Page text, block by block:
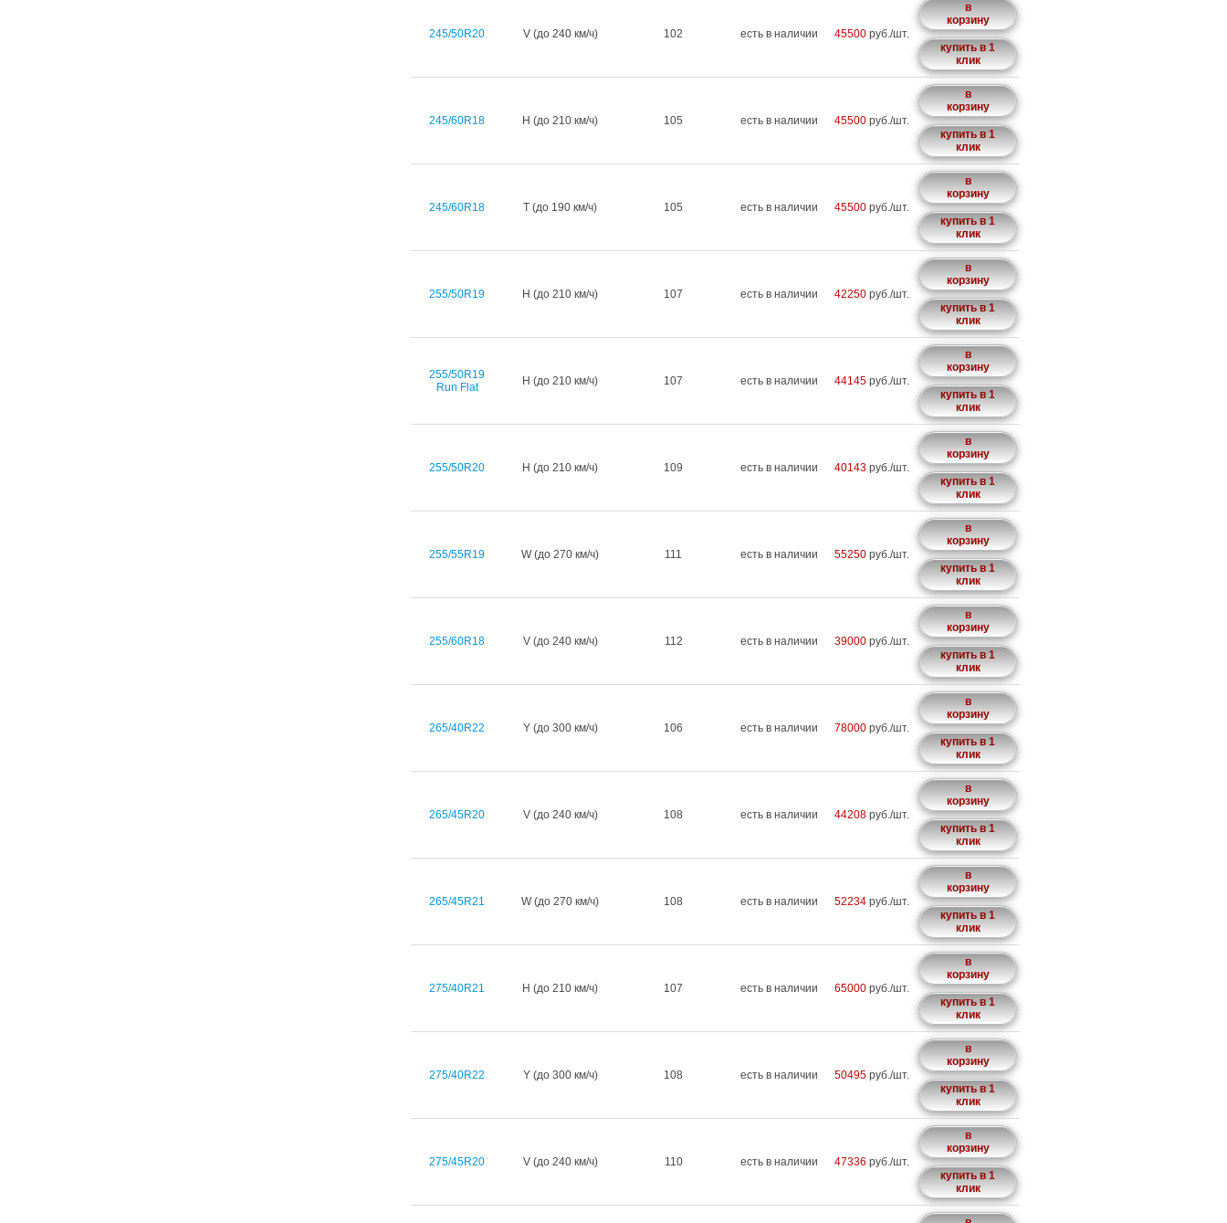
245/50R20 V (до 240 км/ч) 102 есть в наличии 45500 руб./шт.
в
корзину
купить в 1
клик
245/60R18 H (до 210 км/ч) 105 есть в наличии 45500 руб./шт.
в
корзину
купить в 1
клик
245/60R18 T (до 190 км/ч) 105 есть в наличии 45500 руб./шт.
в
корзину
купить в 1
клик
255/50R19 H (до 210 км/ч) 107 есть в наличии 42250 руб./шт.
в
корзину
купить в 1
клик
255/50R19
Run Flat
H (до 210 км/ч) 107 есть в наличии 44145 руб./шт.
в
корзину
купить в 1
клик
255/50R20 H (до 210 км/ч) 109 есть в наличии 40143 руб./шт.
в
корзину
купить в 1
клик
255/55R19 W (до 270 км/ч) 111 есть в наличии 55250 руб./шт.
в
корзину
купить в 1
клик
255/60R18 V (до 240 км/ч) 112 есть в наличии 39000 руб./шт.
в
корзину
купить в 1
клик
265/40R22 Y (до 300 км/ч) 106 есть в наличии 78000 руб./шт.
в
корзину
купить в 1
клик
265/45R20 V (до 240 км/ч) 108 есть в наличии 44208 руб./шт.
в
корзину
купить в 1
клик
265/45R21 W (до 270 км/ч) 108 есть в наличии 52234 руб./шт.
в
корзину
купить в 1
клик
275/40R21 H (до 210 км/ч) 107 есть в наличии 65000 руб./шт.
в
корзину
купить в 1
клик
275/40R22 Y (до 300 км/ч) 108 есть в наличии 50495 руб./шт.
в
корзину
купить в 1
клик
275/45R20 V (до 240 км/ч) 110 есть в наличии 47336 руб./шт.
в
корзину
купить в 1
клик